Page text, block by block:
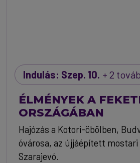
Indulás: Szep. 10. + 2
ÉLMÉNYEK A
ORSZÁGÁBAN
Hajózás a Kotori-öbölben,
óvárosa, az újjáépített mostari
Szarajevó.